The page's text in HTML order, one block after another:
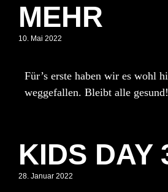
MEHR
10. Mai 2022
Für’s erste haben wir es wohl
weggefallen. Bleibt alle
KIDS DAY
28. Januar 2022